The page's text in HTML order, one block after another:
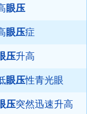
眼压
眼压症
压升高
眼压性青光眼
压突然迅速升高